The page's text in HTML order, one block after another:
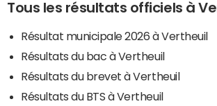
Tous les résultats officiels à
Résultat municipale 2026 à Vertheuil
Résultats du bac à Vertheuil
Résultats du brevet à Vertheuil
Résultats du BTS à Vertheuil